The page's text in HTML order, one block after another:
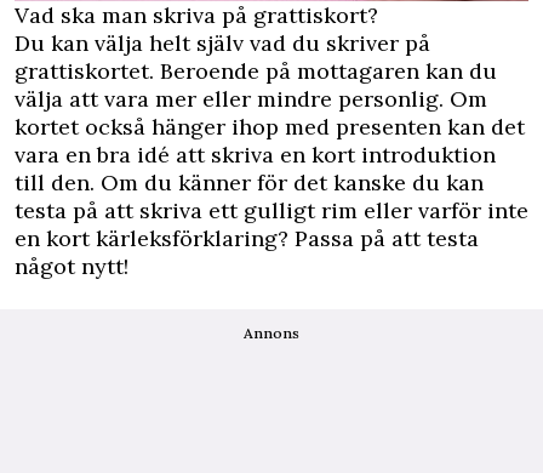
Vad ska man skriva på grattiskort?
Du kan välja helt själv vad du skriver på
grattiskortet. Beroende på mottagaren kan du
välja att vara mer eller mindre personlig. Om
kortet också hänger ihop med presenten kan det
vara en bra idé att skriva en kort introduktion
till den. Om du känner för det kanske du kan
testa på att skriva ett gulligt rim eller varför inte
en kort kärleksförklaring? Passa på att testa
något nytt!
Annons